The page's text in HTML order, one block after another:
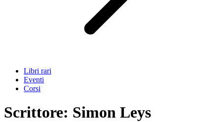
Libri rari
Eventi
Corsi
Scrittore: Simon Leys